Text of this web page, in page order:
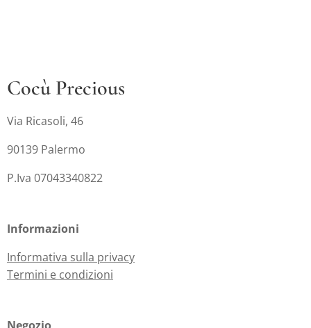
Cocù Precious
Via Ricasoli, 46
90139 Palermo
P.Iva 07043340822
Informazioni
Informativa sulla privacy
Termini e condizioni